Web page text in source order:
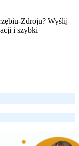
Zdroju? Wyślij
i szybki